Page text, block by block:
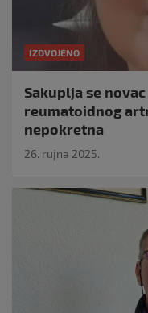
IZDVOJENO
Sakuplja se
reumatoidnog
nepokretna
26. rujna 2025.